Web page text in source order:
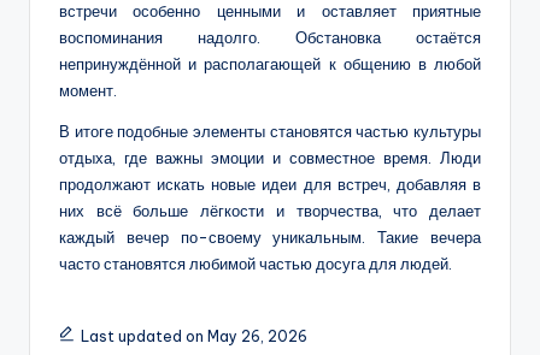
встречи особенно ценными и оставляет приятные
воспоминания надолго. Обстановка остаётся
непринуждённой и располагающей к общению в любой
момент.
В итоге подобные элементы становятся частью культуры
отдыха, где важны эмоции и совместное время. Люди
продолжают искать новые идеи для встреч, добавляя в
них всё больше лёгкости и творчества, что делает
каждый вечер по-своему уникальным. Такие вечера
часто становятся любимой частью досуга для людей.
Last updated on May 26, 2026